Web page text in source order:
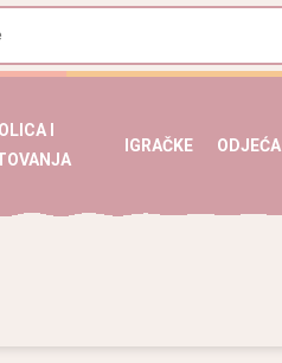
I
IGRAČKE ODJEĆA